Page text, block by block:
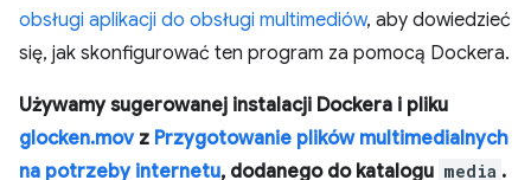
obsługi aplikacji do obsługi multimediów, aby dowiedzieć
się, jak skonfigurować ten program za pomocą Dockera.
Używamy sugerowanej instalacji Dockera i pliku
glocken.movz Przygotowanie plików multimedialnych
na potrzeby internetu, dodanego do katalogu media .